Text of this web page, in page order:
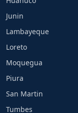
Junin
Lambayeque
Loreto
Moquegua
Piura
San Martin
Tumbes